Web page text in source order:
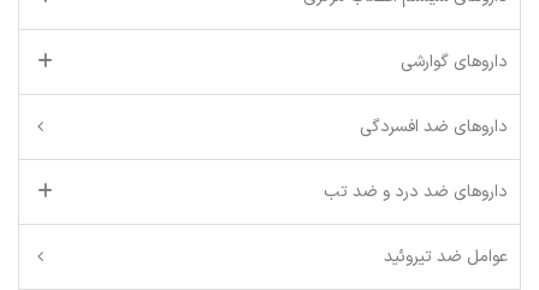
داروهای گوارشی
داروهای ضد افسردگی
داروهای ضد درد و ضد تب
عوامل ضد تیروئید